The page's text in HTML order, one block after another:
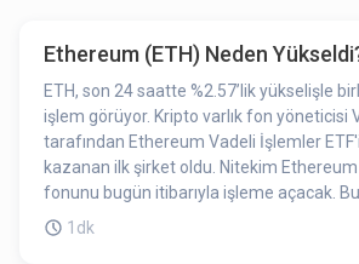
Ethereum (ETH) Neden
ETH, son 24 saatte %2.57’lik yükselişle
işlem görüyor. Kripto varlık fon yöneticisi
tarafından Ethereum Vadeli İşlemler
kazanan ilk şirket oldu. Nitekim Ethereum
fonunu bugün itibarıyla işleme açacak.
yükselişinin nedenlerinden birisi olabilir.
1dk